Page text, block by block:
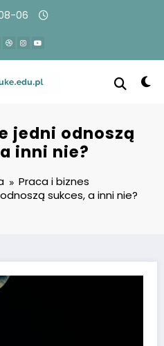
06
jedni odnoszą
inni nie?
Praca i biznes
sukces, a inni nie?